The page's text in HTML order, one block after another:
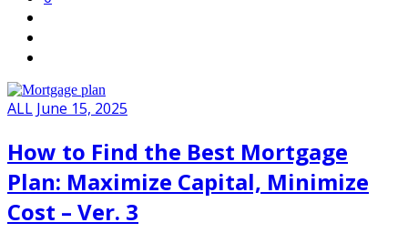
ALL June 15, 2025
How to Find the Best Mortgage
Plan: Maximize Capital, Minimize
Cost – Ver. 3